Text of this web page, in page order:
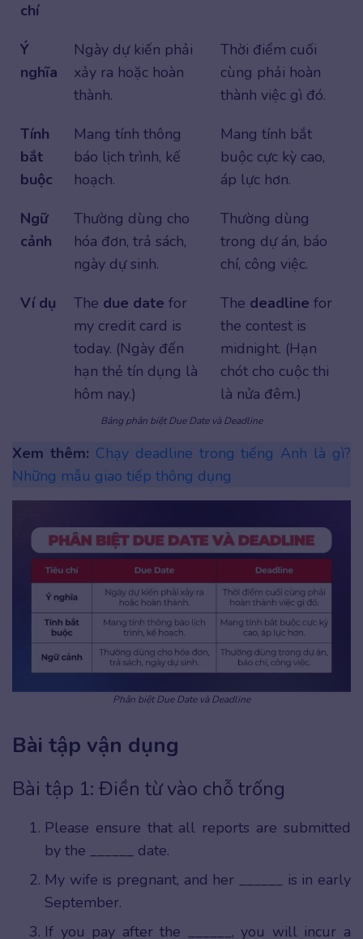
chí
Ý
nghĩa
Ngày dự kiến phải
xảy ra hoặc hoàn
thành.
Thời điểm cuối
cùng phải hoàn
thành việc gì đó.
Tính
bắt
buộc
Mang tính thông
báo lịch trình, kế
hoạch.
Mang tính bắt
buộc cực kỳ cao,
áp lực hơn.
Ngữ
cảnh
Thường dùng cho
hóa đơn, trả sách,
ngày dự sinh.
Thường dùng
trong dự án, báo
chí, công việc.
Ví dụ
The due date for
my credit card is
today. (Ngày đến
hạn thẻ tín dụng là
hôm nay.)
The deadline for
the contest is
midnight. (Hạn
chót cho cuộc thi
là nửa đêm.)
Bảng phân biệt Due Date và Deadline
Xem thêm: Chạy deadline trong tiếng Anh là gì?
Những mẫu giao tiếp thông dụng
Phân biệt Due Date và Deadline
Bài tập vận dụng
Bài tập 1: Điền từ vào chỗ trống
Please ensure that all reports are submitted
by the ______ date.
My wife is pregnant, and her ______ is in early
September.
If you pay after the ______, you will incur a